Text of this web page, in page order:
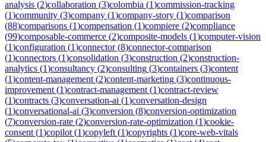
analysis (2)collaboration (3)colombia (1)commission-tracking
(1)community (3)company (1)company-story (1)comparison
(88)comparisons (1)compensation (1)compiere (2)compliance
(99)composable-commerce (2)composite-models (1)computer-vision
(1)configuration (1)connector(8)connector-comparison
(1)connectors (1)consolidation (3)construction (2)construction-
analytics (1)consultancy (2)consulting (3)containers (3)content
(1)content-management (2)content-marketing (3)continuous-
improvement (1)contract-management (1)contract-review
(1)contracts (3)conversation-ai (1)conversation-design
(1)conversational-ai (3)conversion (8)conversion-optimization
(7)conversion-rate (2)conversion-rate-optimization (1)cookie-
consent (1)copilot (1)copyleft (1)copyrights (1)core-web-vitals